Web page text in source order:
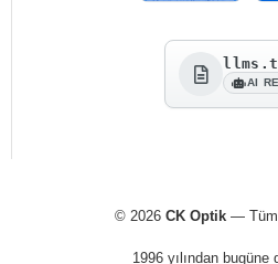
AI
© 2026 CK Optik— Tüm
1996 yılından bugüne